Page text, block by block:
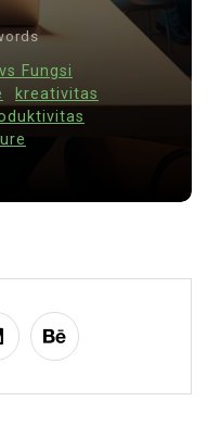
Fungsi
kreativitas